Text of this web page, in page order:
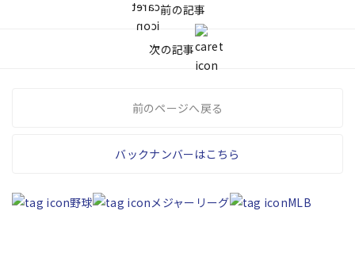
前の記事
次の記事
前のページへ戻る
バックナンバーはこちら
野球 メジャーリーグ MLB